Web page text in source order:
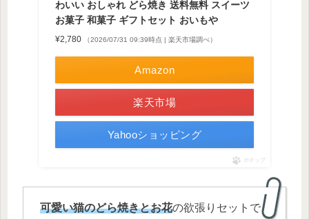
わいい おしゃれ どら焼き 送料無料 スイーツ
お菓子 和菓子 ギフトセット おいもや
¥2,780 （2026/07/31 09:39時点 | 楽天市場調べ）
Amazon
楽天市場
Yahooショッピング
ポチップ
可愛い猫のどら焼きとお花の欲張りセットで